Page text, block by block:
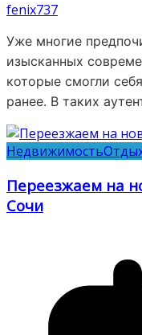
fenix737
Уже многие
изысканных
которые смогли
ранее. В таких
Недвижимость
Переезжаем на
Сочи